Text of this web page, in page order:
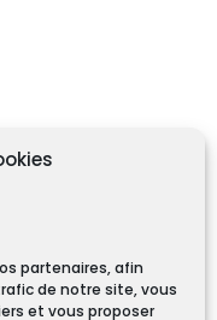
partenaires, afin
de notre site, vous
et vous proposer